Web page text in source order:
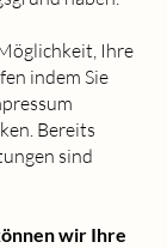
Ihre
indem Sie
Bereits
sind
wir Ihre